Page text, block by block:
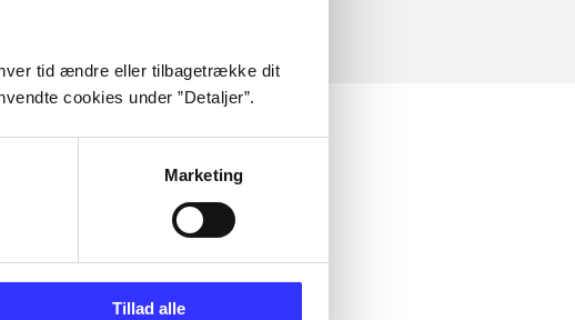
tid ændre eller tilbagetrække dit
cookies under ”Detaljer”.
Marketing
Tillad alle